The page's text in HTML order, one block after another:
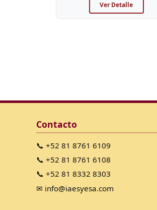
Ver Detalle
Contacto
📞 +52 81 8761 6109
📞 +52 81 8761 6108
📞 +52 81 8332 8303
✉ info@iaesyesa.com